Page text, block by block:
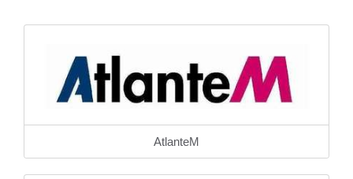
AtlanteM